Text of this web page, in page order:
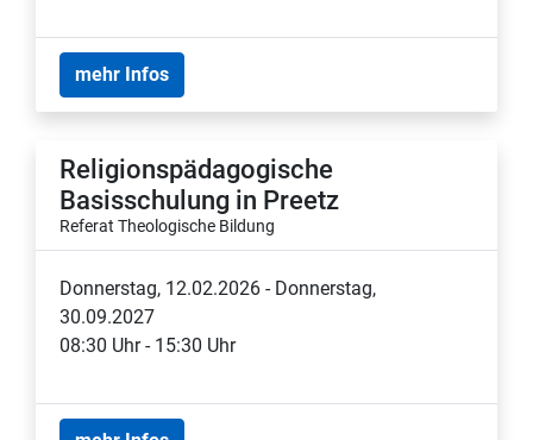
mehr Infos
Religionspädagogische
Basisschulung in Preetz
Referat Theologische Bildung
Donnerstag, 12.02.2026 - Donnerstag,
30.09.2027
08:30 Uhr - 15:30 Uhr